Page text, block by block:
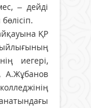
– дейді
ҚР
иегері,
А.Жұбанов